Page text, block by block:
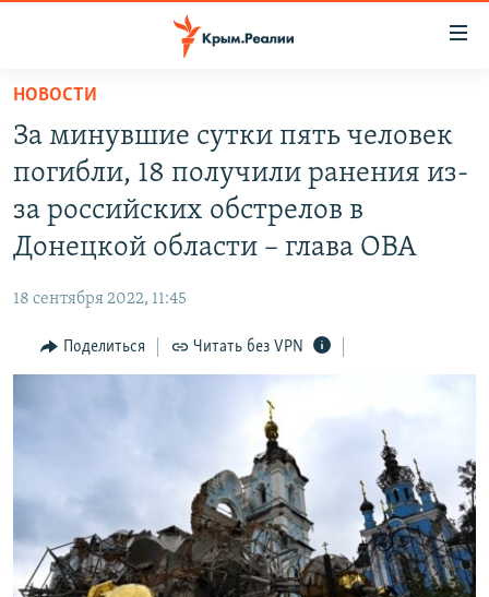
Вернуться
основному
содержанию
главной
Вернутся
поиску
СПЕЦПРОЕКТЫ
КАРТА ВОЕННЫХ ОБЪЕКТОВ КРЫМА
ИСТОРИЯ
ИНТЕРАКТИВ
ИНФОГРАФИКА
ПОБЕДИТЕЛЕЙ НЕ СУДЯТ?
КРЫМ.НЕПОКОРЕННЫЙ
ELIFBE
РАДІО СВОБОДА
КАК ОБОЙТИ БЛОКИРОВКУ
Українською
ПРИСОЕДИНЯЙТЕСЬ!
НОВОСТИ
За минувшие сутки пять человек
погибли, 18 получили ранения из-
за российских обстрелов в
Донецкой области – глава ОВА
18 сентября 2022, 11:45
Поделиться Читать без VPN